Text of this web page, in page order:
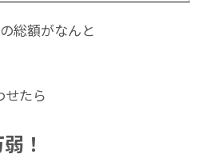
総額がなんと
せたら
！